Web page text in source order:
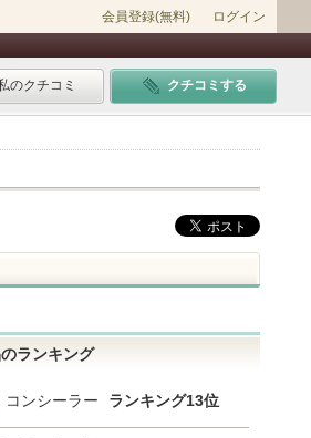
会員登録(無料) ログイン
のクチコミ クチコミする
ランキング
コンシーラー ランキング13位